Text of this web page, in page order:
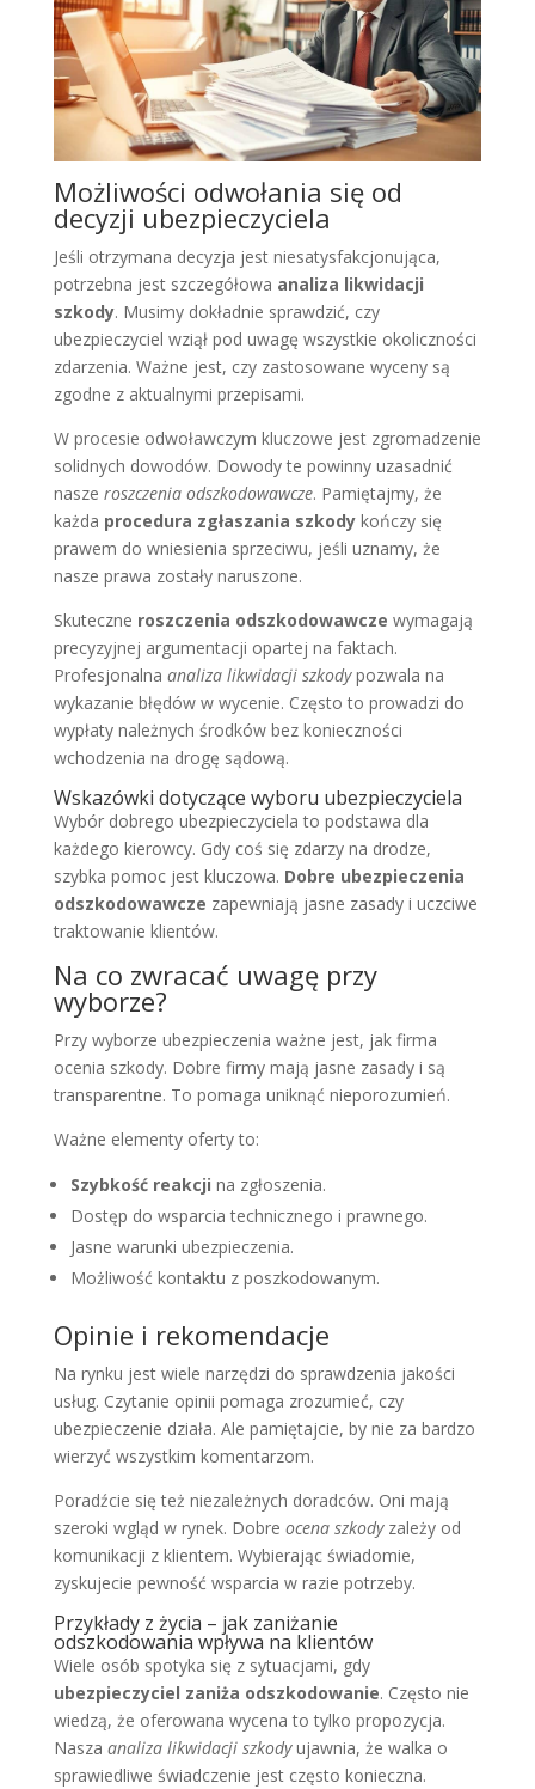
Możliwości odwołania się od
decyzji ubezpieczyciela
Jeśli otrzymana decyzja jest niesatysfakcjonująca,
potrzebna jest szczegółowa analiza likwidacji
szkody. Musimy dokładnie sprawdzić, czy
ubezpieczyciel wziął pod uwagę wszystkie okoliczności
zdarzenia. Ważne jest, czy zastosowane wyceny są
zgodne z aktualnymi przepisami.
W procesie odwoławczym kluczowe jest zgromadzenie
solidnych dowodów. Dowody te powinny uzasadnić
nasze roszczenia odszkodowawcze. Pamiętajmy, że
każda procedura zgłaszania szkodykończy się
prawem do wniesienia sprzeciwu, jeśli uznamy, że
nasze prawa zostały naruszone.
Skuteczne roszczenia odszkodowawcze wymagają
precyzyjnej argumentacji opartej na faktach.
Profesjonalna analiza likwidacji szkodypozwala na
wykazanie błędów w wycenie. Często to prowadzi do
wypłaty należnych środków bez konieczności
wchodzenia na drogę sądową.
Wskazówki dotyczące wyboru ubezpieczyciela
Wybór dobrego ubezpieczyciela to podstawa dla
każdego kierowcy. Gdy coś się zdarzy na drodze,
szybka pomoc jest kluczowa. Dobre ubezpieczenia
odszkodowawcze zapewniają jasne zasady i uczciwe
traktowanie klientów.
Na co zwracać uwagę przy
wyborze?
Przy wyborze ubezpieczenia ważne jest, jak firma
ocenia szkody. Dobre firmy mają jasne zasady i są
transparentne. To pomaga uniknąć nieporozumień.
Ważne elementy oferty to:
Szybkość reakcji na zgłoszenia.
Dostęp do wsparcia technicznego i prawnego.
Jasne warunki ubezpieczenia.
Możliwość kontaktu z poszkodowanym.
Opinie i rekomendacje
Na rynku jest wiele narzędzi do sprawdzenia jakości
usług. Czytanie opinii pomaga zrozumieć, czy
ubezpieczenie działa. Ale pamiętajcie, by nie za bardzo
wierzyć wszystkim komentarzom.
Poradźcie się też niezależnych doradców. Oni mają
szeroki wgląd w rynek. Dobre ocena szkodyzależy od
komunikacji z klientem. Wybierając świadomie,
zyskujecie pewność wsparcia w razie potrzeby.
Przykłady z życia – jak zaniżanie
odszkodowania wpływa na klientów
Wiele osób spotyka się z sytuacjami, gdy
ubezpieczyciel zaniża odszkodowanie. Często nie
wiedzą, że oferowana wycena to tylko propozycja.
Nasza analiza likwidacji szkodyujawnia, że walka o
sprawiedliwe świadczenie jest często konieczna.